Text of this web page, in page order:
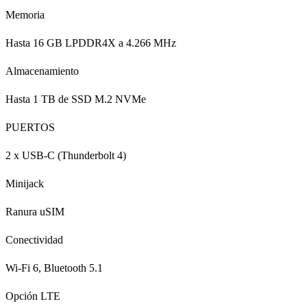
Memoria
Hasta 16 GB LPDDR4X a 4.266 MHz
Almacenamiento
Hasta 1 TB de SSD M.2 NVMe
PUERTOS
2 x USB-C (Thunderbolt 4)
Minijack
Ranura uSIM
Conectividad
Wi-Fi 6, Bluetooth 5.1
Opción LTE